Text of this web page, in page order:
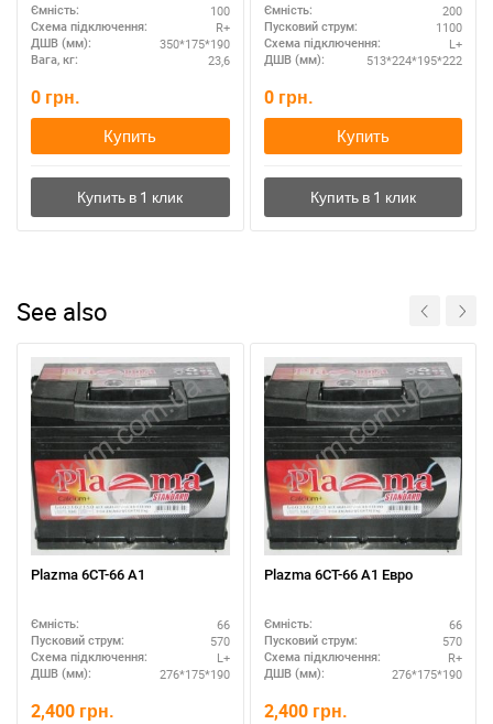
Ємність: 100
Схема підключення: R+
ДШВ (мм): 350*175*190
Вага, кг: 23,6
0 грн.
Купить
Ємність: 200
Пусковий струм: 1100
Схема підключення: L+
ДШВ (мм): 513*224*195*222
0 грн.
Купить
See also
Plazma 6СТ-66 А1
Ємність: 66
Пусковий струм: 570
Схема підключення: L+
ДШВ (мм): 276*175*190
2,400 грн.
Plazma 6СТ-66 А1 Евро
Ємність: 66
Пусковий струм: 570
Схема підключення: R+
ДШВ (мм): 276*175*190
2,400 грн.